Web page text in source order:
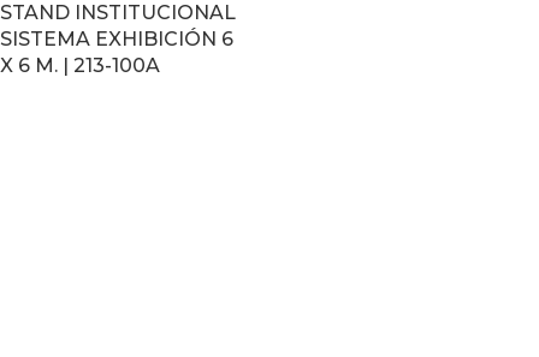
STAND INSTITUCIONAL
SISTEMA EXHIBICIÓN 6
X 6 M. | 213-100A